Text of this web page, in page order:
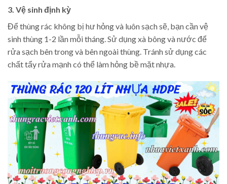
3. Vệ sinh định kỳ
Để thùng rác không bị hư hỏng và luôn sạch sẽ, bạn cần vệ
sinh thùng 1-2 lần mỗi tháng. Sử dụng xà bông và nước để
rửa sạch bên trong và bên ngoài thùng. Tránh sử dụng các
chất tẩy rửa mạnh có thể làm hỏng bề mặt nhựa.